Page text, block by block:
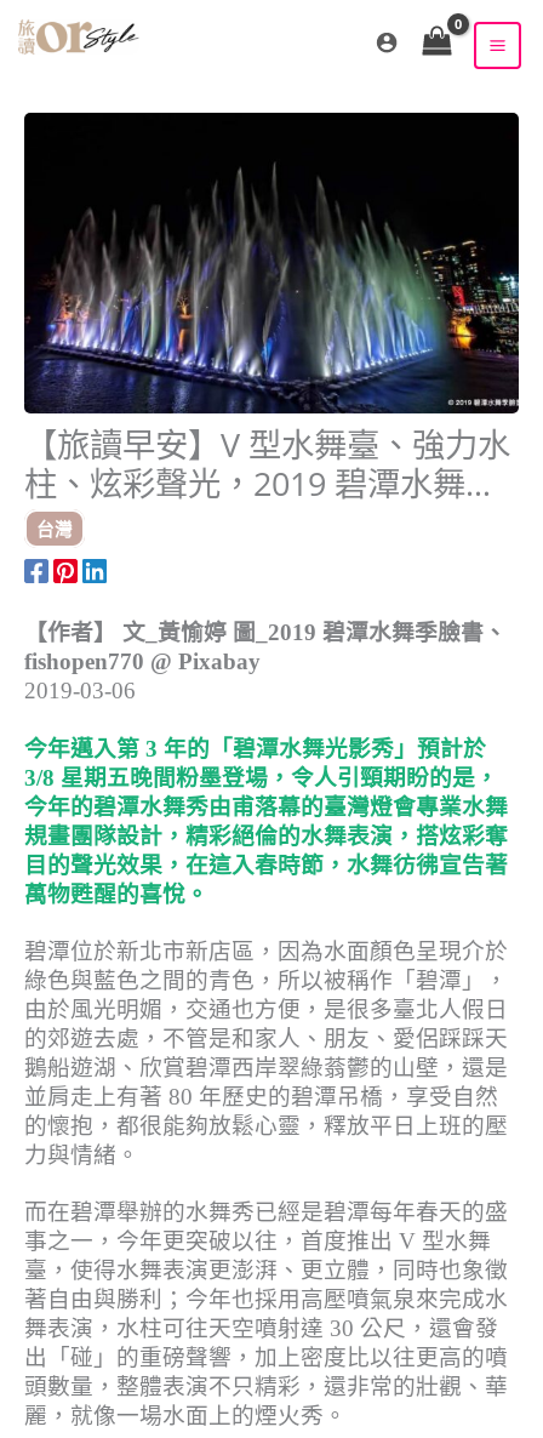
【旅讀早安】V 型水舞臺、強力水
柱、炫彩聲光，2019 碧潭水舞秀
來了！
台灣
【作者】 文_黃愉婷 圖_2019 碧潭水舞季臉書、
fishopen770 @ Pixabay
2019-03-06
今年邁入第 3 年的「碧潭水舞光影秀」預計於
3/8 星期五晚間粉墨登場，令人引頸期盼的是，
今年的碧潭水舞秀由甫落幕的臺灣燈會專業水舞
規畫團隊設計，精彩絕倫的水舞表演，搭炫彩奪
目的聲光效果，在這入春時節，水舞彷彿宣告著
萬物甦醒的喜悅。
碧潭位於新北市新店區，因為水面顏色呈現介於
綠色與藍色之間的青色，所以被稱作「碧潭」，
由於風光明媚，交通也方便，是很多臺北人假日
的郊遊去處，不管是和家人、朋友、愛侶踩踩天
鵝船遊湖、欣賞碧潭西岸翠綠蓊鬱的山壁，還是
並肩走上有著 80 年歷史的碧潭吊橋，享受自然
的懷抱，都很能夠放鬆心靈，釋放平日上班的壓
力與情緒。
而在碧潭舉辦的水舞秀已經是碧潭每年春天的盛
事之一，今年更突破以往，首度推出 V 型水舞
臺，使得水舞表演更澎湃、更立體，同時也象徵
著自由與勝利；今年也採用高壓噴氣泉來完成水
舞表演，水柱可往天空噴射達 30 公尺，還會發
出「碰」的重磅聲響，加上密度比以往更高的噴
頭數量，整體表演不只精彩，還非常的壯觀、華
麗，就像一場水面上的煙火秀。